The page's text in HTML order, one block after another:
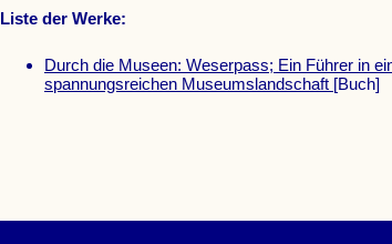
Liste der Werke:
Durch die Museen: Weserpass; Ein Führer in
spannungsreichen Museumslandschaft [Buch]